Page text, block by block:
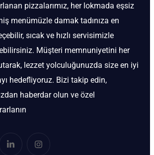
pizzalarımız, her lokmada eşsiz
menümüzle damak tadınıza en
sıcak ve hızlı servisimizle
Müşteri memnuniyetini her
lezzet yolculuğunuzda size en iyi
hedefliyoruz. Bizi takip edin,
haberdar olun ve özel